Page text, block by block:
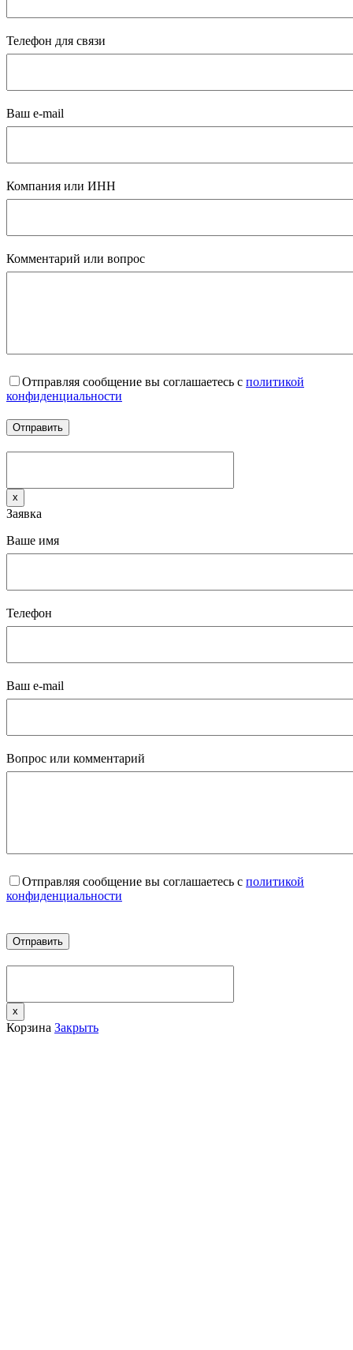
Телефон для связи
Ваш e-mail
Компания или ИНН
Комментарий или вопрос
Отправляя сообщение вы соглашаетесь с политикой
конфиденциальности
x
Заявка
Ваше имя
Телефон
Ваш e-mail
Вопрос или комментарий
Отправляя сообщение вы соглашаетесь с политикой
конфиденциальности
x
Корзина Закрыть